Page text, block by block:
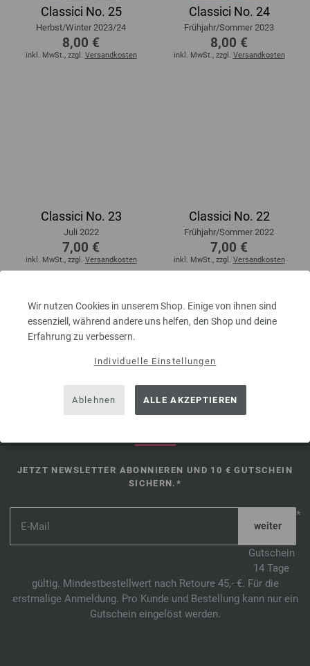
Wir nutzen Cookies in unserem Shop. Einige von ihnen sind
essenziell, während andere uns helfen, den Shop und deine
Erfahrung zu verbessern.
Individuelle Einstellungen
Ablehnen ALLE AKZEPTIEREN
Classici No. 25
Herbst/Winter 2023/24
8,00 €
inkl. MwSt., zzgl. Versandkosten
Classici No. 24
Frühjahr/Sommer 2023
8,00 €
inkl. MwSt., zzgl. Versandkosten
Classici No. 23
Juli 2022
7,00 €
inkl. MwSt., zzgl. Versandkosten
Classici No. 22
Frühjahr/Sommer 2022
7,00 €
inkl. MwSt., zzgl. Versandkosten
GROSSA KAUFEN IM FILATI-
SHOP
JETZT NEWSLETTER ABONNIEREN UND 10 € GUTSCHEIN
SICHERN.*
*
Gutschein
14 Tage
gültig. Mindestbestellwert nach Retoure 45,- €. Für die
erstmalige Anmeldung. Pro Kunde und Bestellung kann nur ein
Gutschein eingelöst werden.